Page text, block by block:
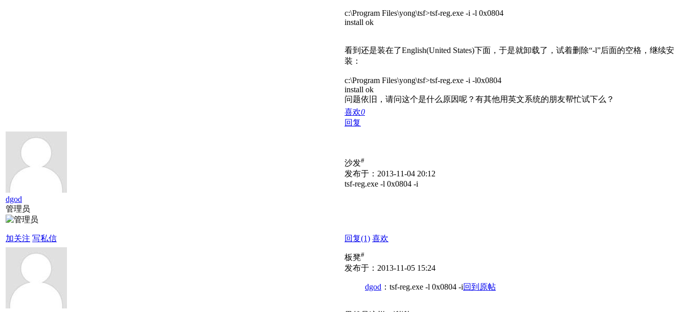
c:\Program Files\yong\tsf>tsf-reg.exe -i -l 0x0804
install ok
看到还是装在了English(United States)下面，于是就卸载了，试着删除“-l”后面的空格，继续安
装：
c:\Program Files\yong\tsf>tsf-reg.exe -i -l0x0804
install ok
问题依旧，请问这个是什么原因呢？有其他用英文系统的朋友帮忙试下么？
喜欢0
回复
dgod
管理员
加关注 写私信
沙发#
发布于：2013-11-04 20:12
tsf-reg.exe -l 0x0804 -i
回复(1) 喜欢
板凳#
发布于：2013-11-05 15:24
dgod ：tsf-reg.exe -l 0x0804 -i回到原帖